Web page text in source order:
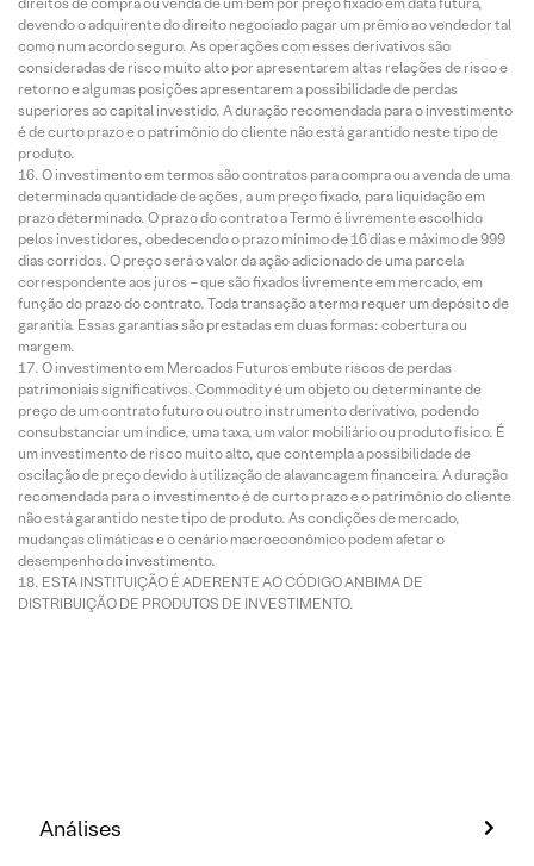
devendo o adquirente do direito negociado pagar um prêmio ao vendedor tal
como num acordo seguro. As operações com esses derivativos são
consideradas de risco muito alto por apresentarem altas relações de risco e
retorno e algumas posições apresentarem a possibilidade de perdas
superiores ao capital investido. A duração recomendada para o investimento
é de curto prazo e o patrimônio do cliente não está garantido neste tipo de
produto.
O investimento em termos são contratos para compra ou a venda de uma
determinada quantidade de ações, a um preço fixado, para liquidação em
prazo determinado. O prazo do contrato a Termo é livremente escolhido
pelos investidores, obedecendo o prazo mínimo de 16 dias e máximo de 999
dias corridos. O preço será o valor da ação adicionado de uma parcela
correspondente aos juros – que são fixados livremente em mercado, em
função do prazo do contrato. Toda transação a termo requer um depósito de
garantia. Essas garantias são prestadas em duas formas: cobertura ou
margem.
O investimento em Mercados Futuros embute riscos de perdas
patrimoniais significativos. Commodity é um objeto ou determinante de
preço de um contrato futuro ou outro instrumento derivativo, podendo
consubstanciar um índice, uma taxa, um valor mobiliário ou produto físico. É
um investimento de risco muito alto, que contempla a possibilidade de
oscilação de preço devido à utilização de alavancagem financeira. A duração
recomendada para o investimento é de curto prazo e o patrimônio do cliente
não está garantido neste tipo de produto. As condições de mercado,
mudanças climáticas e o cenário macroeconômico podem afetar o
desempenho do investimento.
ESTA INSTITUIÇÃO É ADERENTE AO CÓDIGO ANBIMA DE
DISTRIBUIÇÃO DE PRODUTOS DE INVESTIMENTO.
Análises